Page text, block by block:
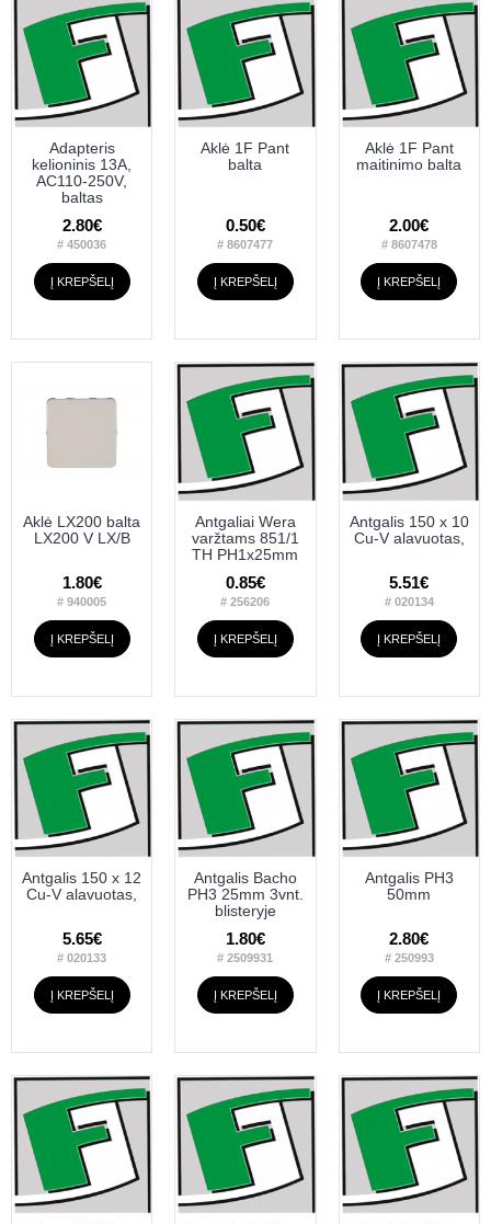
Adapteris
kelioninis 13A,
AC110-250V,
baltas
2.80€
# 450036
Į KREPŠELĮ
Aklė 1F Pant
balta
0.50€
# 8607477
Į KREPŠELĮ
Aklė 1F Pant
maitinimo balta
2.00€
# 8607478
Į KREPŠELĮ
Aklė LX200 balta
LX200 V LX/B
1.80€
# 940005
Į KREPŠELĮ
Antgaliai Wera
varžtams 851/1
TH PH1x25mm
0.85€
# 256206
Į KREPŠELĮ
Antgalis 150 x 10
Cu-V alavuotas,
5.51€
# 020134
Į KREPŠELĮ
Antgalis 150 x 12
Cu-V alavuotas,
5.65€
# 020133
Į KREPŠELĮ
Antgalis Bacho
PH3 25mm 3vnt.
blisteryje
1.80€
# 2509931
Į KREPŠELĮ
Antgalis PH3
50mm
2.80€
# 250993
Į KREPŠELĮ